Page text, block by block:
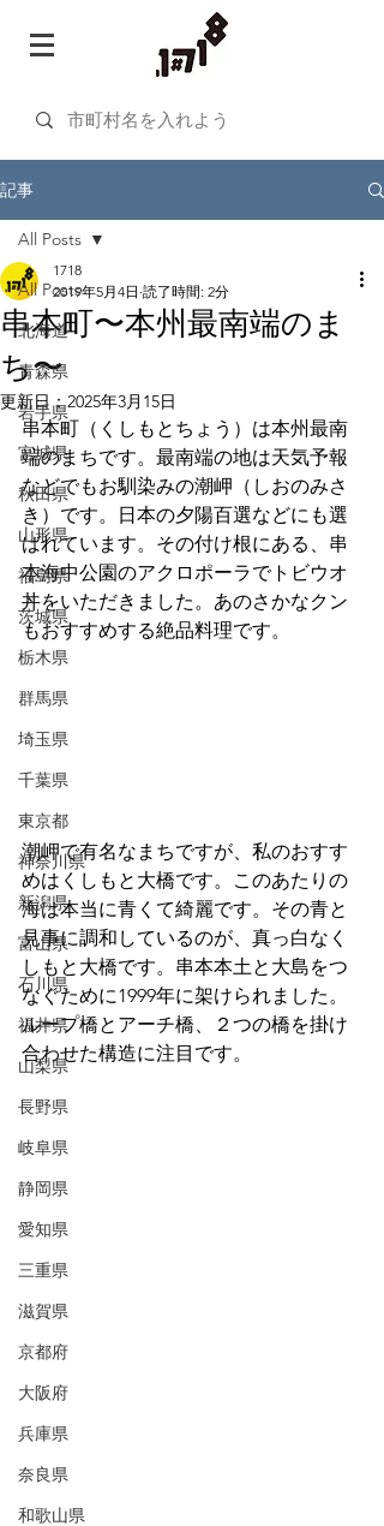
記事
All Posts
北海道
青森県
岩手県
宮城県
秋田県
山形県
福島県
茨城県
栃木県
群馬県
埼玉県
千葉県
東京都
神奈川県
新潟県
富山県
石川県
福井県
山梨県
長野県
岐阜県
静岡県
愛知県
三重県
滋賀県
京都府
大阪府
兵庫県
奈良県
和歌山県
All Posts
串本町〜本州最南端のま
ち〜
1718
2019年5月4日 読了時間: 2分
更新日：2025年3月15日
串本町（くしもとちょう）は本州最南
端のまちです。最南端の地は天気予報
などでもお馴染みの潮岬（しおのみさ
き）です。日本の夕陽百選などにも選
ばれています。その付け根にある、串
本海中公園のアクロポーラでトビウオ
丼をいただきました。あのさかなクン
もおすすめする絶品料理です。
潮岬で有名なまちですが、私のおすす
めはくしもと大橋です。このあたりの
海は本当に青くて綺麗です。その青と
見事に調和しているのが、真っ白なく
しもと大橋です。串本本土と大島をつ
なぐために1999年に架けられました。
ループ橋とアーチ橋、２つの橋を掛け
合わせた構造に注目です。